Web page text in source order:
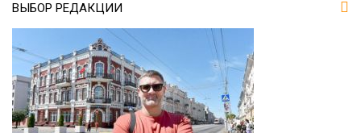
ВЫБОР РЕДАКЦИИ